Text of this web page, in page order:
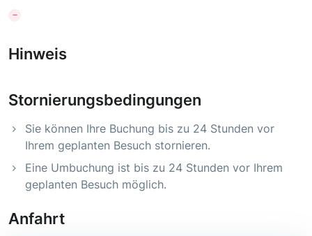
Hinweis
Stornierungsbedingungen
Sie können Ihre Buchung bis zu 24 Stunden vor
Ihrem geplanten Besuch stornieren.
Eine Umbuchung ist bis zu 24 Stunden vor Ihrem
geplanten Besuch möglich.
Anfahrt